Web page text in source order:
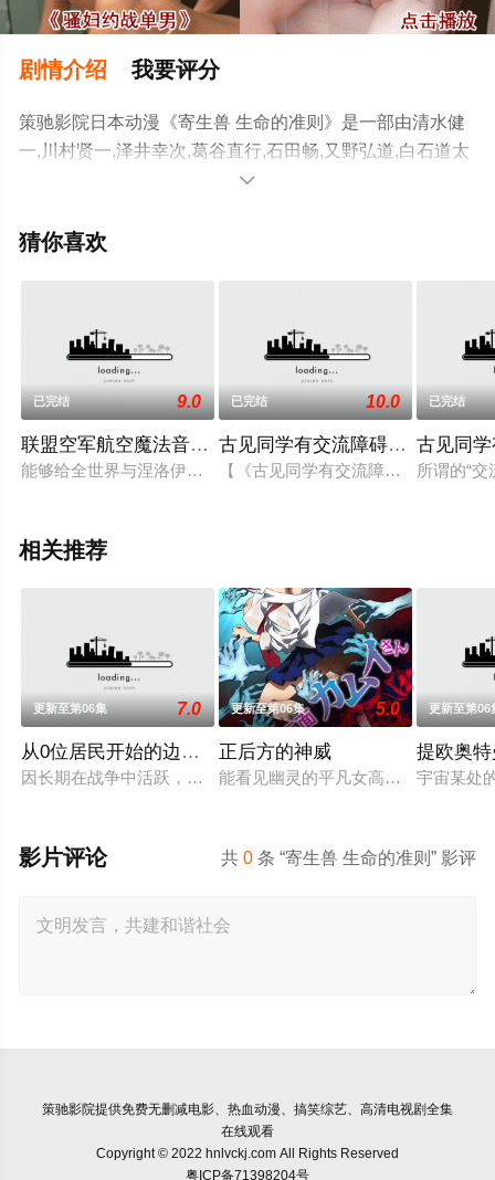
剧情介绍 我要评分
策驰影院日本动漫《寄生兽 生命的准则》是一部由清水健
一,川村贤一,泽井幸次,葛谷直行,石田畅,又野弘道,白石道太
导演执导，平野绫,岛崎信长,花泽香菜,吉野裕行,泽城美雪,
的日本动漫，大结局剧情已揭晓（1-24全集），手机免费

猜你喜欢
已完结 9.0
联盟空军航空魔法音乐队 Luminous Witches
能够给全世界与涅洛伊战斗的人们以及背井离乡的人们带来片
已完结 10.0
古见同学有交流障碍症第二季
【《古见同学有交流障碍症》第2季
已完结
古见同
所谓的“
相关推荐
更新至第06集 7.0
从0位居民开始的边境领主大人
因长期在战争中活跃，而被称为〝救国英雄〞的男人——迪亚
更新至第06集 5.0
正后方的神威
能看见幽灵的平凡女高中生·志津香
更新至第06
提欧奥
宇宙某处
共0 条 “寄生兽 生命的准则” 影评
影片评论
策驰影院提供免费无删减电影、热血动漫、搞笑综艺、高清电视剧全集
在线观看
Copyright © 2022 hnlvckj.com All Rights Reserved
粤ICP备71398204号